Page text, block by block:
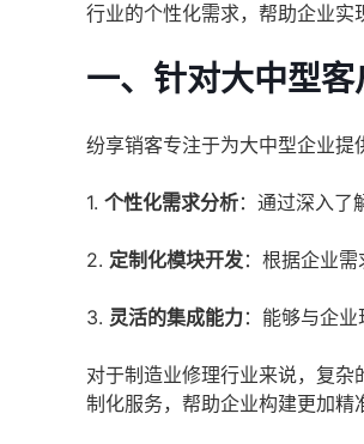
行业的个性化需求，帮助企业实
一、针对大中型
纷享销客专注于为大中型企业提
1. 个性化需求分析：通过深入了
2. 定制化模块开发：根据企业需
3. 灵活的集成能力：能够与企
对于制造业修理行业来说，复
制化服务，帮助企业构建更加精